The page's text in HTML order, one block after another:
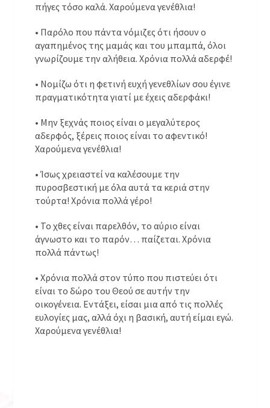
πήγες τόσο καλά. Χαρούμενα γενέθλια!
• Παρόλο που πάντα νόμιζες ότι ήσουν ο
αγαπημένος της μαμάς και του μπαμπά, όλοι
γνωρίζουμε την αλήθεια. Χρόνια πολλά αδερφέ!
• Νομίζω ότι η φετινή ευχή γενεθλίων σου έγινε
πραγματικότητα γιατί με έχεις αδερφάκι!
• Μην ξεχνάς ποιος είναι ο μεγαλύτερος
αδερφός, ξέρεις ποιος είναι το αφεντικό!
Χαρούμενα γενέθλια!
• Ίσως χρειαστεί να καλέσουμε την
πυροσβεστική με όλα αυτά τα κεριά στην
τούρτα! Χρόνια πολλά γέρο!
• Το χθες είναι παρελθόν, το αύριο είναι
άγνωστο και το παρόν… παίζεται. Χρόνια
πολλά πάντως!
• Χρόνια πολλά στον τύπο που πιστεύει ότι
είναι το δώρο του Θεού σε αυτήν την
οικογένεια. Εντάξει, είσαι μια από τις πολλές
ευλογίες μας, αλλά όχι η βασική, αυτή είμαι εγώ.
Χαρούμενα γενέθλια!